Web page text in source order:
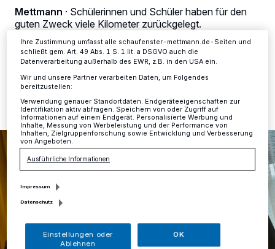
Mettmann · Schülerinnen und Schüler haben für den
guten Zweck viele Kilometer zurückgelegt.
29.02.2024 , 12:23 Uhr Eine Minute Lesezeit
Einstellungen oder Ablehnen am unteren Rand der Webseite klicken.
Ihre Einstellungen gelten innerhalb unseres Website. Weitere
Informationen finden Sie in unserer Datenschutzerklärung.
Ihre Zustimmung umfasst alle schaufenster-mettmann.de-Seiten und
schließt gem. Art. 49 Abs. 1 S. 1 lit. a DSGVO auch die
Datenverarbeitung außerhalb des EWR, z.B. in den USA ein.
Wir und unsere Partner verarbeiten Daten, um Folgendes
bereitzustellen:
Verwendung genauer Standortdaten. Endgeräteeigenschaften zur
Identifikation aktiv abfragen. Speichern von oder Zugriff auf
Informationen auf einem Endgerät. Personalisierte Werbung und
Inhalte, Messung von Werbeleistung und der Performance von
Inhalten, Zielgruppenforschung sowie Entwicklung und Verbesserung
von Angeboten.
Ausführliche Informationen
Impressum
Datenschutz
Einstellungen oder
Ablehnen
OK